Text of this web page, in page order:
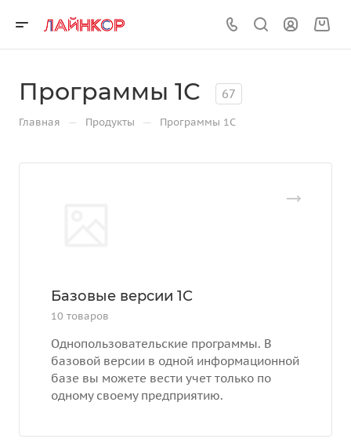
Программы 1С 67
Главная — Продукты — Программы 1С
Базовые версии 1С
10 товаров
Однопользовательские программы. В
базовой версии в одной информационной
базе вы можете вести учет только по
одному своему предприятию.